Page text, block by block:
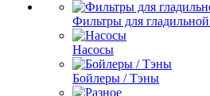
Фильтры для
Насосы
Бойлеры / Тэны